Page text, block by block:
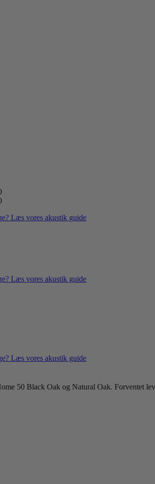
Læs vores akustik guide
Læs vores akustik guide
Læs vores akustik guide
50 Black Oak og Natural Oak. Forventet